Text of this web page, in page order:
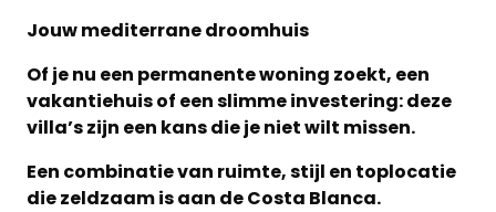
Jouw mediterrane droomhuis
Of je nu een permanente woning zoekt, een
vakantiehuis of een slimme investering: deze
villa’s zijn een kans die je niet wilt missen.
Een combinatie van ruimte, stijl en toplocatie
die zeldzaam is aan de Costa Blanca.